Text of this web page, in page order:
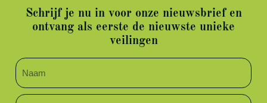
Schrijf je nu in voor onze nieuwsbrief en
ontvang als eerste de nieuwste unieke
veilingen